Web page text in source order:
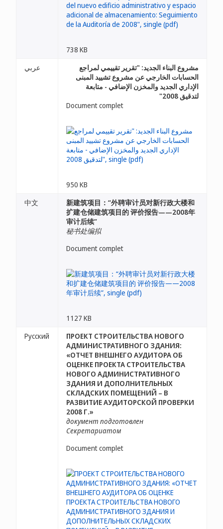
738 KB
عربي
مشروع البناء الجديد: "تقرير تقييمي لمراجع
الحسابات الخارجي عن مشروع تشييد المبنى
الإداري الجديد والمخزن الإضافي - متابعة
لتدقيق 2008"
Document complet
950 KB
中文
新建筑项目：“外聘审计员对新行政大楼和
扩建仓储建筑项目的 评价报告——2008年
审计后续”
秘书处编拟
Document complet
1127 KB
Русский
ПРОЕКТ СТРОИТЕЛЬСТВА НОВОГО
АДМИНИСТРАТИВНОГО ЗДАНИЯ:
«ОТЧЕТ ВНЕШНЕГО АУДИТОРА ОБ
ОЦЕНКЕ ПРОЕКТА СТРОИТЕЛЬСТВА
НОВОГО АДМИНИСТРАТИВНОГО
ЗДАНИЯ И ДОПОЛНИТЕЛЬНЫХ
СКЛАДСКИХ ПОМЕЩЕНИЙ – В
РАЗВИТИЕ АУДИТОРСКОЙ ПРОВЕРКИ
2008 Г.»
документ подготовлен
Секретариатом
Document complet